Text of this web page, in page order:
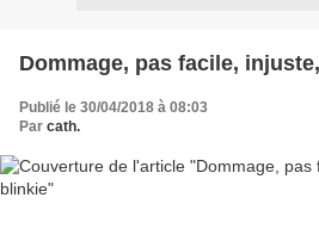
Dommage, pas facile,
Publié le 30/04/2018 à 08:03
Par cath.